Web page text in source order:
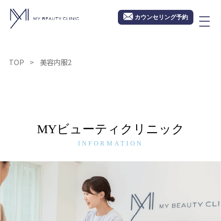
カウンセリング予約
TOP 美容内服2
MYビューティクリニック
INFORMATION